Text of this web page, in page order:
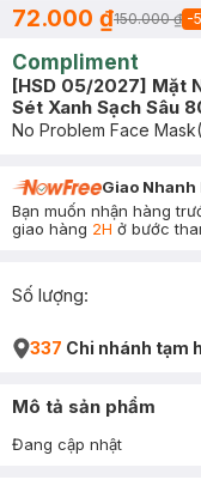
72.000 ₫150.000 ₫ -
Compliment
[HSD 05/2027] Mặt
Sét Xanh Sạch Sâu
No Problem Face Mask
Giao Nhanh
Bạn muốn nhận hàng
giao hàng 2H ở bước
Số lượng:
337 Chi nhánh tạm
Mô tả sản phẩm
Đang cập nhật